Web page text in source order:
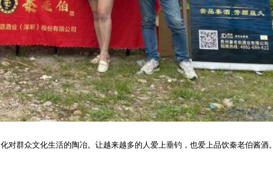
对群众文化生活的陶冶。让越来越多的人爱上垂钓，也爱上品饮秦老伯酱酒。